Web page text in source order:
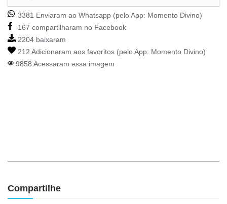
3381 Enviaram ao Whatsapp (pelo App: Momento Divino)
167 compartilharam no Facebook
2204 baixaram
212 Adicionaram aos favoritos (pelo App: Momento Divino)
9858 Acessaram essa imagem
Compartilhe